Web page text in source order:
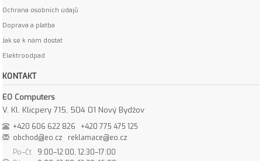
Ochrana osobních údajů
Doprava a platba
Jak se k nám dostat
Elektroodpad
KONTAKT
EO Computers
V. Kl. Klicpery 715, 504 01 Nový Bydžov
+420 606 622 826
+420 775 475 125
obchod@eo.cz
reklamace@eo.cz
Po–Čt
9:00–12:00, 12:30–17:00